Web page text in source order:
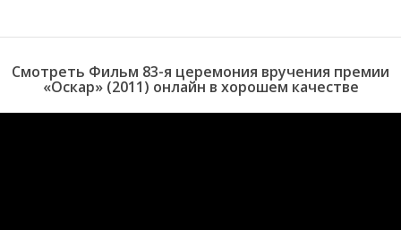
Смотреть Фильм 83-я церемония вручения премии
«Оскар» (2011) онлайн в хорошем качестве